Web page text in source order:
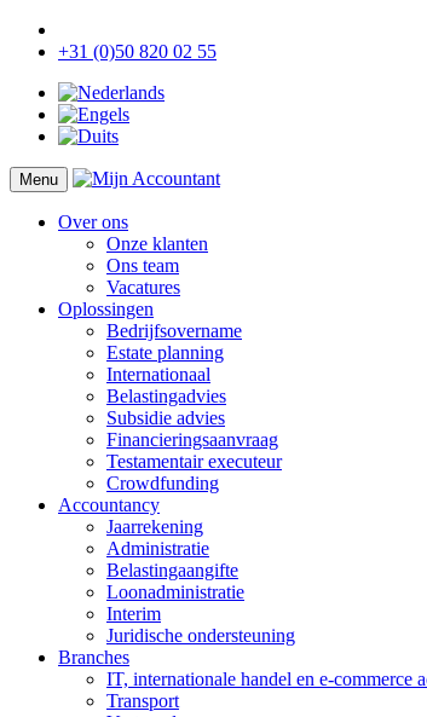
+31 (0)50 820 02 55
Menu
Over ons
Onze klanten
Ons team
Vacatures
Oplossingen
Bedrijfsovername
Estate planning
Internationaal
Belastingadvies
Subsidie advies
Financieringsaanvraag
Testamentair executeur
Crowdfunding
Accountancy
Jaarrekening
Administratie
Belastingaangifte
Loonadministratie
Interim
Juridische ondersteuning
Branches
IT, internationale handel en e-commerce
Transport